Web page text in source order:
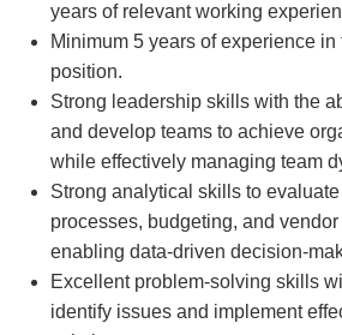
years of relevant working
Minimum 5 years of experience
position.
Strong leadership skills with the
and develop teams to achieve
while effectively managing team
Strong analytical skills to
processes, budgeting, and
enabling data-driven decision-
Excellent problem-solving skills
identify issues and implement